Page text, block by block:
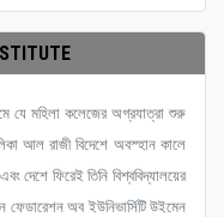
যে মহিলা কলেজের অগ্রযাত্রা শুরু
আল রাজী বিদেশে অবস্হান কালে
দেশে ফিরেই তিনি বিশ্ববিদ্যালয়ের
ফেডারেশন অব ইউনিভার্সিটি উইমেন